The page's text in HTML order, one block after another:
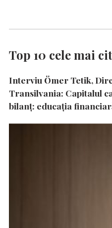
Top 10 cele mai
Interviu Ömer Tetik,
Transilvania: Capitalul
bilanț: educația